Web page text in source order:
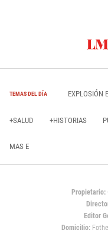
TEMAS DEL DÍA EXPLOSIÓN
+SALUD +HISTORIAS
MAS E
Propietario:
Editor
Domicilio: